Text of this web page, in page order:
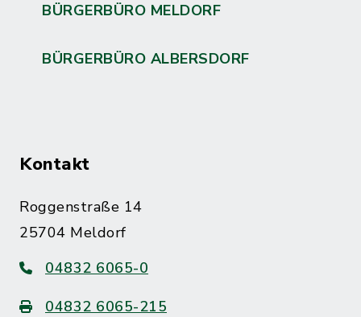
BÜRGERBÜRO MELDORF
BÜRGERBÜRO ALBERSDORF
Kontakt
Roggenstraße 14
25704 Meldorf
04832 6065-0
04832 6065-215